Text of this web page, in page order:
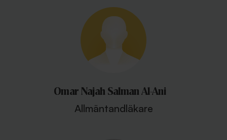
Omar Najah Salman Al-Ani
Allmäntandläkare